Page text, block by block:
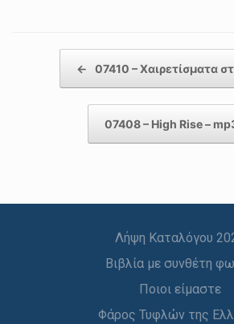
← 07410 – Χαιρετίσματα
07408 – High Rise –
Λήψη Καταλόγου
Βιβλία με συνθέτη
Ποιοι είμαστε
Φάρος Τυφλών της